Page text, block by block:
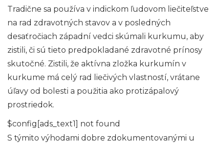
Tradične sa používa v indickom ľudovom liečiteľstve
na rad zdravotných stavov a v posledných
desaťročiach západní vedci skúmali kurkumu, aby
zistili, či sú tieto predpokladané zdravotné prínosy
skutočné. Zistili, že aktívna zložka kurkumín v
kurkume má celý rad liečivých vlastností, vrátane
úľavy od bolesti a použitia ako protizápalový
prostriedok.
$config[ads_text1] not found
S týmito výhodami dobre zdokumentovanými u